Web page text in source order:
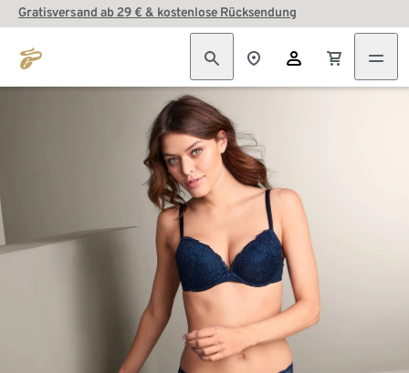
Gratisversand ab 29 € & kostenlose Rücksendung